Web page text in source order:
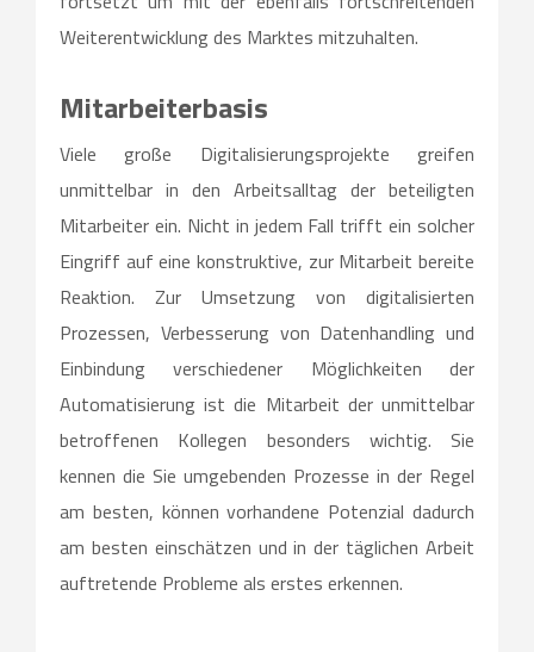
Weiterentwicklung des Marktes mitzuhalten.
Mitarbeiterbasis
Viele große Digitalisierungsprojekte greifen
unmittelbar in den Arbeitsalltag der beteiligten
Mitarbeiter ein. Nicht in jedem Fall trifft ein solcher
Eingriff auf eine konstruktive, zur Mitarbeit bereite
Reaktion. Zur Umsetzung von digitalisierten
Prozessen, Verbesserung von Datenhandling und
Einbindung verschiedener Möglichkeiten der
Automatisierung ist die Mitarbeit der unmittelbar
betroffenen Kollegen besonders wichtig. Sie
kennen die Sie umgebenden Prozesse in der Regel
am besten, können vorhandene Potenzial dadurch
am besten einschätzen und in der täglichen Arbeit
auftretende Probleme als erstes erkennen.